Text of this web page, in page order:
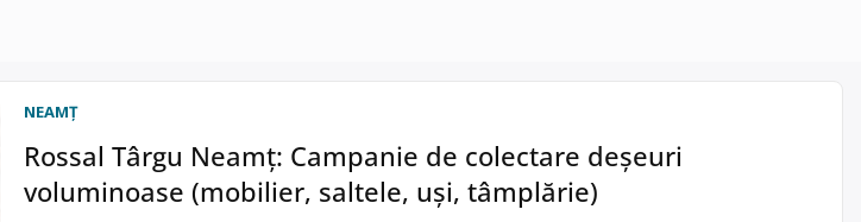
NEAMŢ
Rossal Târgu Neamţ: Campanie de colectare deşeuri
voluminoase (mobilier, saltele, uşi, tâmplărie)